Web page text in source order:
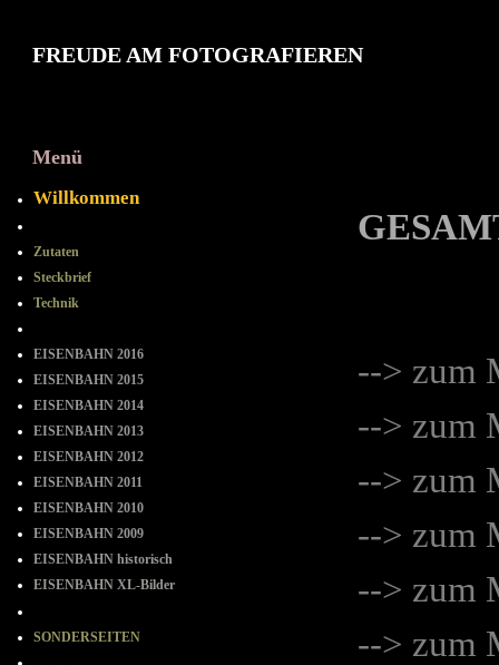
FREUDE AM FOTOGRAFIEREN
Menü
Willkommen
Zutaten
Steckbrief
Technik
EISENBAHN 2016
EISENBAHN 2015
EISENBAHN 2014
EISENBAHN 2013
EISENBAHN 2012
EISENBAHN 2011
EISENBAHN 2010
EISENBAHN 2009
EISENBAHN historisch
EISENBAHN XL-Bilder
SONDERSEITEN
--> zum
--> zum
--> zum
--> zum
--> zum
--> zum